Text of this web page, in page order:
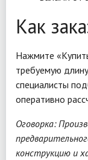
Как
Нажмите
требуемую
специалисты
оперативно
Оговорка:
конструкцию и